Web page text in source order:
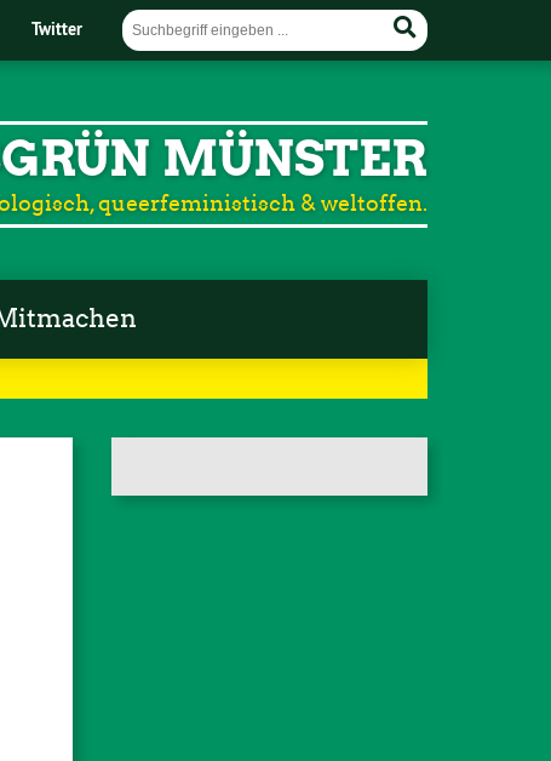
Twitter
MÜNSTER
queerfeministisch & weltoffen.